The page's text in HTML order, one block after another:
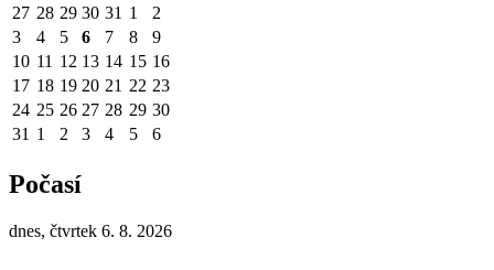
27 28 29 30 31 1
2
3
4 5 6 7 8
9
10 11 12 13 14 15 16
17 18 19 20 21 22 23
24 25 26 27 28 29 30
31 1 2 3 4 5 6
Počasí
dnes, čtvrtek 6. 8. 2026